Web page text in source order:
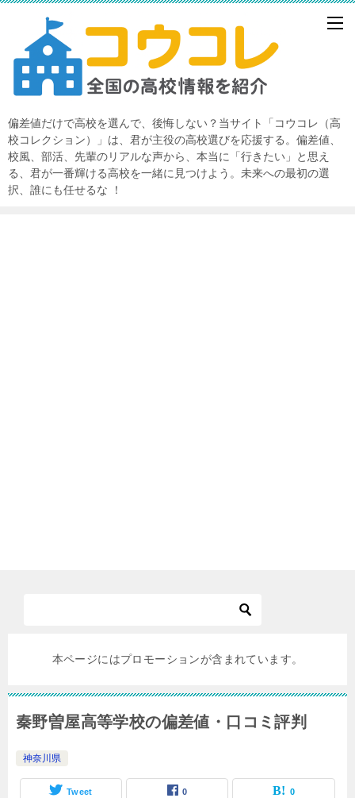
偏差値だけで高校を選んで、後悔しない？当サイト「コウコレ（高
校コレクション）」は、君が主役の高校選びを応援する。偏差値、
校風、部活、先輩のリアルな声から、本当に「行きたい」と思え
る、君が一番輝ける高校を一緒に見つけよう。未来への最初の選
択、誰にも任せるな ！
本ページにはプロモーションが含まれています。
秦野曽屋高等学校の偏差値・口コミ評判
神奈川県
Tweet 0 0